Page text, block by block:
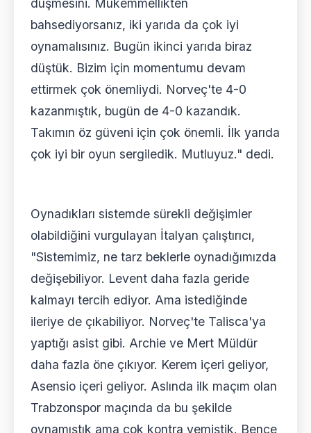
düşmesini. Mükemmellikten
bahsediyorsanız, iki yarıda da çok iyi
oynamalısınız. Bugün ikinci yarıda biraz
düştük. Bizim için momentumu devam
ettirmek çok önemliydi. Norveç'te 4-0
kazanmıştık, bugün de 4-0 kazandık.
Takımın öz güveni için çok önemli. İlk yarıda
çok iyi bir oyun sergiledik. Mutluyuz." dedi.
Oynadıkları sistemde sürekli değişimler
olabildiğini vurgulayan İtalyan çalıştırıcı,
"Sistemimiz, ne tarz beklerle oynadığımızda
değişebiliyor. Levent daha fazla geride
kalmayı tercih ediyor. Ama istediğinde
ileriye de çıkabiliyor. Norveç'te Talisca'ya
yaptığı asist gibi. Archie ve Mert Müldür
daha fazla öne çıkıyor. Kerem içeri geliyor,
Asensio içeri geliyor. Aslında ilk maçım olan
Trabzonspor maçında da bu şekilde
oynamıştık ama çok kontra yemiştik. Bence